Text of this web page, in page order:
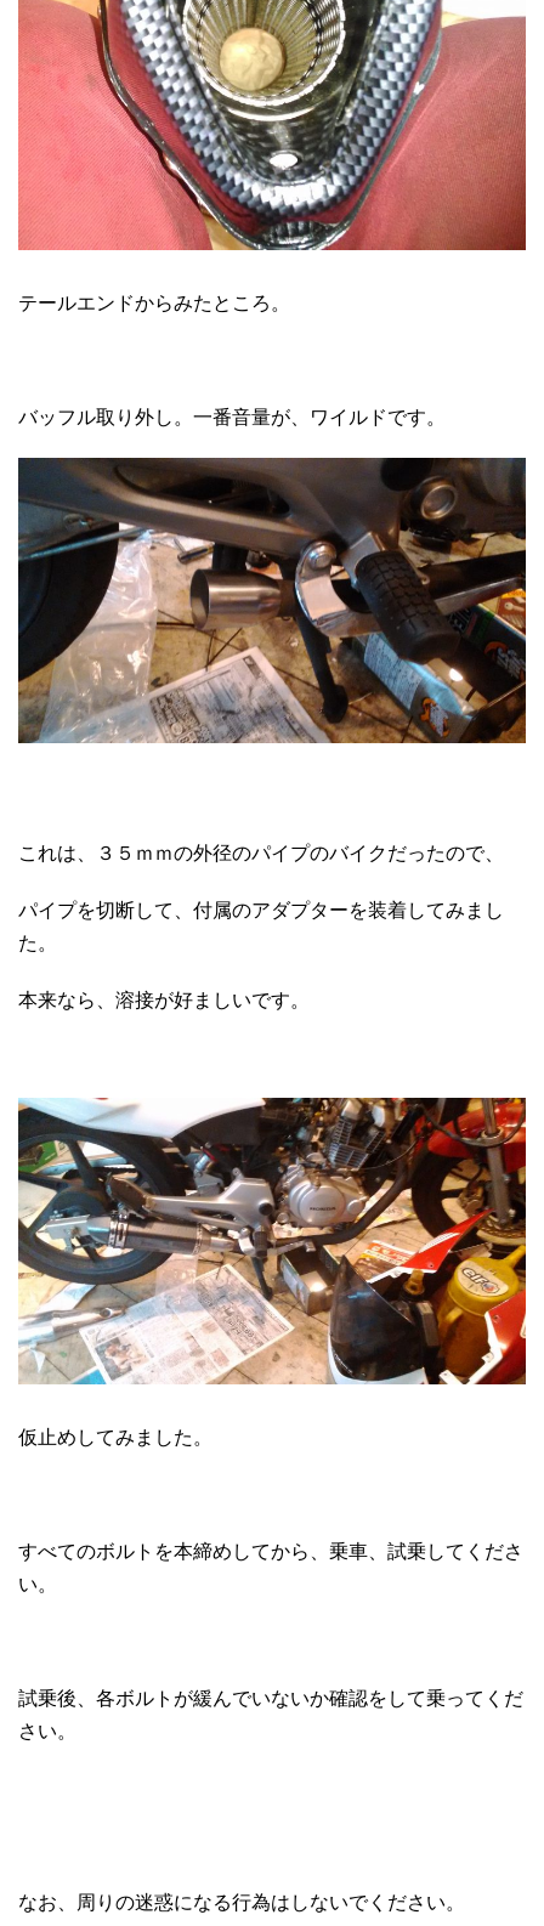
テールエンドからみたところ。
バッフル取り外し。一番音量が、ワイルドです。
これは、３５ｍｍの外径のパイプのバイクだったので、
パイプを切断して、付属のアダプターを装着してみまし
た。
本来なら、溶接が好ましいです。
仮止めしてみました。
すべてのボルトを本締めしてから、乗車、試乗してくださ
い。
試乗後、各ボルトが緩んでいないか確認をして乗ってくだ
さい。
なお、周りの迷惑になる行為はしないでください。